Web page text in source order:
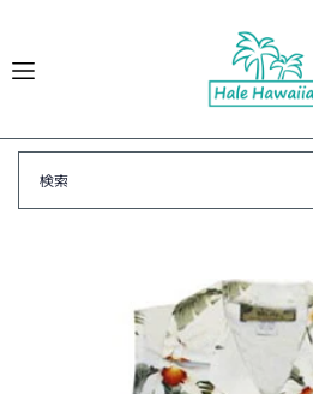
Translation missing: ja.accessibility.skip_to_text